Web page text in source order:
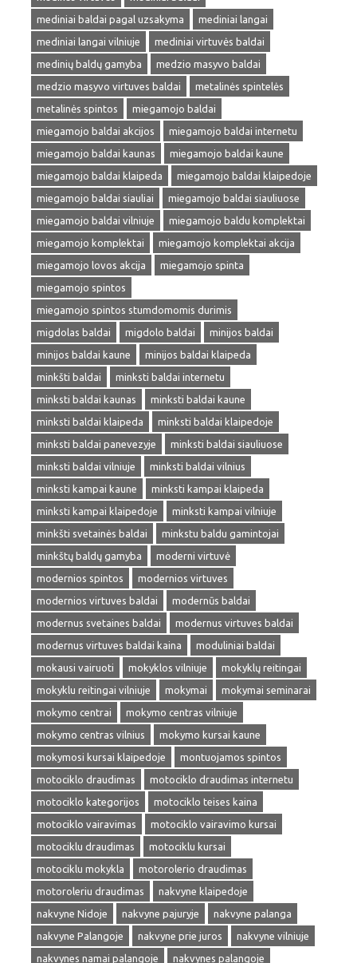
mediniai baldai pagal uzsakyma
mediniai langai
mediniai langai vilniuje
mediniai virtuvės baldai
medinių baldų gamyba
medzio masyvo baldai
medzio masyvo virtuves baldai
metalinės spintelės
metalinės spintos
miegamojo baldai
miegamojo baldai akcijos
miegamojo baldai internetu
miegamojo baldai kaunas
miegamojo baldai kaune
miegamojo baldai klaipeda
miegamojo baldai klaipedoje
miegamojo baldai siauliai
miegamojo baldai siauliuose
miegamojo baldai vilniuje
miegamojo baldu komplektai
miegamojo komplektai
miegamojo komplektai akcija
miegamojo lovos akcija
miegamojo spinta
miegamojo spintos
miegamojo spintos stumdomomis durimis
migdolas baldai
migdolo baldai
minijos baldai
minijos baldai kaune
minijos baldai klaipeda
minkšti baldai
minksti baldai internetu
minksti baldai kaunas
minksti baldai kaune
minksti baldai klaipeda
minksti baldai klaipedoje
minksti baldai panevezyje
minksti baldai siauliuose
minksti baldai vilniuje
minksti baldai vilnius
minksti kampai kaune
minksti kampai klaipeda
minksti kampai klaipedoje
minksti kampai vilniuje
minkšti svetainės baldai
minkstu baldu gamintojai
minkštų baldų gamyba
moderni virtuvė
modernios spintos
modernios virtuves
modernios virtuves baldai
modernūs baldai
modernus svetaines baldai
modernus virtuves baldai
modernus virtuves baldai kaina
moduliniai baldai
mokausi vairuoti
mokyklos vilniuje
mokyklų reitingai
mokyklu reitingai vilniuje
mokymai
mokymai seminarai
mokymo centrai
mokymo centras vilniuje
mokymo centras vilnius
mokymo kursai kaune
mokymosi kursai klaipedoje
montuojamos spintos
motociklo draudimas
motociklo draudimas internetu
motociklo kategorijos
motociklo teises kaina
motociklo vairavimas
motociklo vairavimo kursai
motociklu draudimas
motociklu kursai
motociklu mokykla
motorolerio draudimas
motoroleriu draudimas
nakvyne klaipedoje
nakvyne Nidoje
nakvyne pajuryje
nakvyne palanga
nakvyne Palangoje
nakvyne prie juros
nakvyne vilniuje
nakvynes namai palangoje
nakvynes palangoje